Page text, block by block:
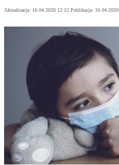
Aktualizacja: 16.04.2020 12:12 Publikacja: